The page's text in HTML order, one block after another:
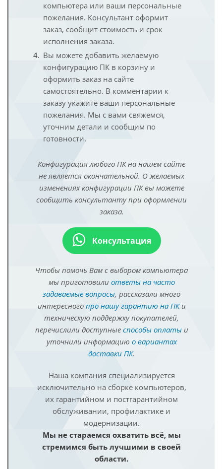
компьютера или ваши персональные
пожелания. Консультант оформит
заказ, сообщит стоимость и срок
исполнения заказа.
Вы можете добавить желаемую
конфигурацию ПК в корзину и
оформить заказ на сайте
самостоятельно. В комментарии к
заказу укажите ваши персональные
пожелания. Мы с вами свяжемся,
уточним детали и сообщим по
готовности.
Конфигурация любого ПК на нашем сайте
не является окончательной. О желаемых
изменениях конфигурации ПК вы можете
сообщить консультанту при оформлении
заказа.
Консультация
Чтобы помочь Вам с выбором компьютера
мы приготовили ответы на часто
задаваемые вопросы, рассказали много
интересного про нашу гарантию на ПКи
техническую поддержку покупателей,
перечислили доступные способы оплатыи
уточнили информацию о вариантах
доставки ПК.
Наша компания специализируется
исключительно на сборке компьютеров,
их гарантийном и постгарантийном
обслуживании, профилактике и
модернизации.
Мы не стараемся охватить всё, мы
стремимся быть лучшими в своей
области.